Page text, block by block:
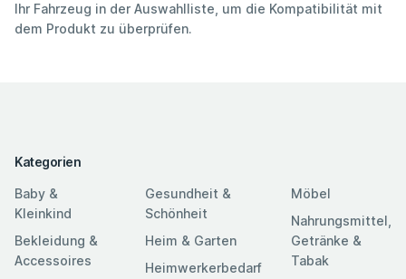
Ihr Fahrzeug in der Auswahlliste, um die Kompatibilität mit
dem Produkt zu überprüfen.
Kategorien
Baby &
Kleinkind
Bekleidung &
Accessoires
Gesundheit &
Schönheit
Heim & Garten
Heimwerkerbedarf
Möbel
Nahrungsmittel,
Getränke &
Tabak